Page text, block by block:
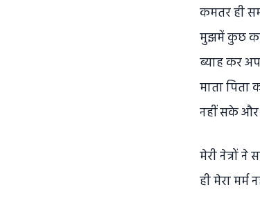
कमतर ही
मुझमें कुछ कर
ब्याह कर
माता
नहीं सके और
मेरी नेत्रों
ही मेरा मर्म